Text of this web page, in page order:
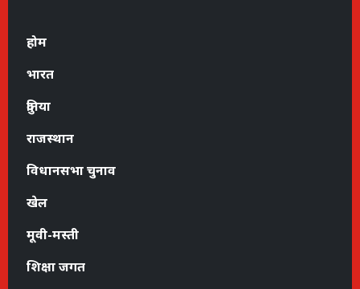
होम
भारत
दुनिया
राजस्थान
विधानसभा चुनाव
खेल
मूवी-मस्ती
शिक्षा जगत